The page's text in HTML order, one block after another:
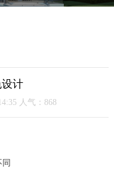
计
人气：868